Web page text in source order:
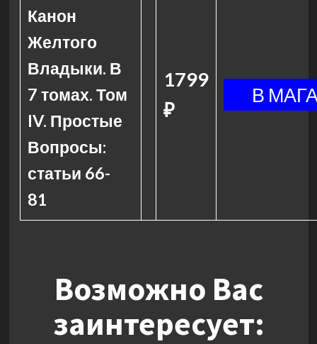
Канон
Желтого
Владыки. В
7 томах. Том
IV. Простые
Вопросы:
статьи 66-
81
1799
₽
Возможно Вас
заинтересует: